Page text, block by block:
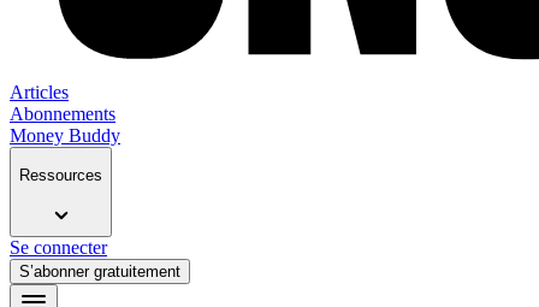
Articles
Abonnements
Money Buddy
Ressources
Se connecter
S’abonner gratuitement